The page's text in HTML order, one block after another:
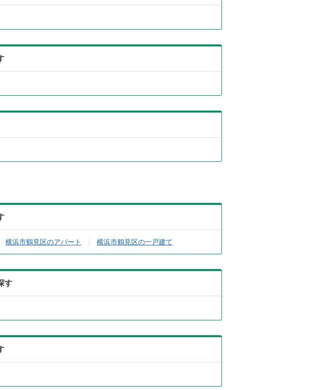
横浜市鶴見区のアパート 横浜市鶴見区の一戸建て
す